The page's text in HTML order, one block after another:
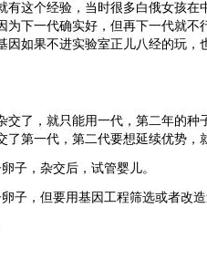
有这个经验，当时很多白俄女孩在
为下一代确实好，但再下一代就不
因如果不进实验室正儿八经的玩，
交了，就只能用一代，第二年的种
了第一代，第二代要想延续优势，
子，杂交后，试管婴儿。
子，但要用基因工程筛选或者改